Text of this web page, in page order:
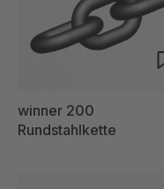
winner 200
Rundstahlkette